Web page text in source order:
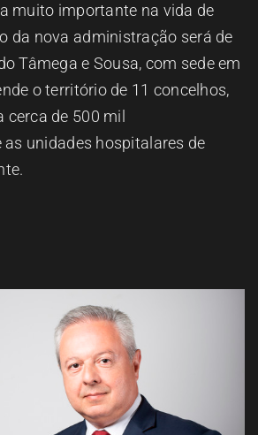
muito importante na vida de
da nova administração será de
Tâmega e Sousa, com sede em
o território de 11 concelhos,
de 500 mil
as unidades hospitalares de